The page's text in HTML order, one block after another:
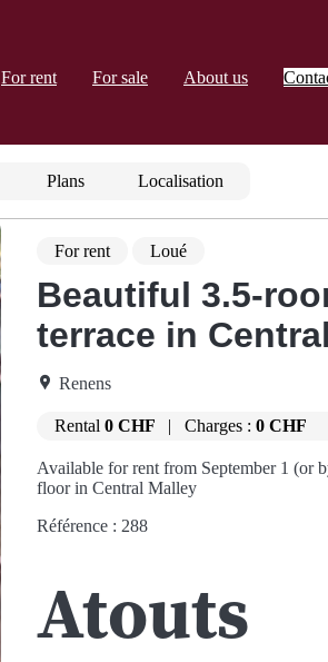
For rent For sale About us
Plans Localisation
For rent Loué
Beautiful 3.5-
terrace in
Renens
Rental 0 CHF | Charges : 0 CHF
Available for rent from September 1 (or
floor in Central Malley
Référence : 288
Atouts